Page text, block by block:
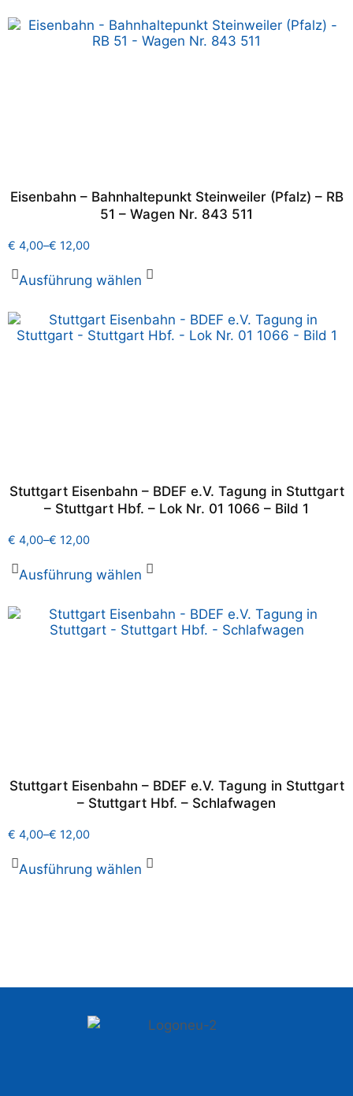
Eisenbahn – Bahnhaltepunkt Steinweiler (Pfalz) – RB
51 – Wagen Nr. 843 511
€ 4,00–€ 12,00
Ausführung wählen
Stuttgart Eisenbahn – BDEF e.V. Tagung in Stuttgart
– Stuttgart Hbf. – Lok Nr. 01 1066 – Bild 1
€ 4,00–€ 12,00
Ausführung wählen
Stuttgart Eisenbahn – BDEF e.V. Tagung in Stuttgart
– Stuttgart Hbf. – Schlafwagen
€ 4,00–€ 12,00
Ausführung wählen